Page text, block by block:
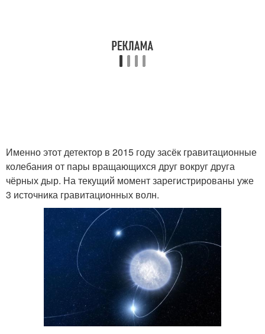
Именно этот детектор в 2015 году засёк гравитационные
колебания от пары вращающихся друг вокруг друга
чёрных дыр. На текущий момент зарегистрированы уже
3 источника гравитационных волн.